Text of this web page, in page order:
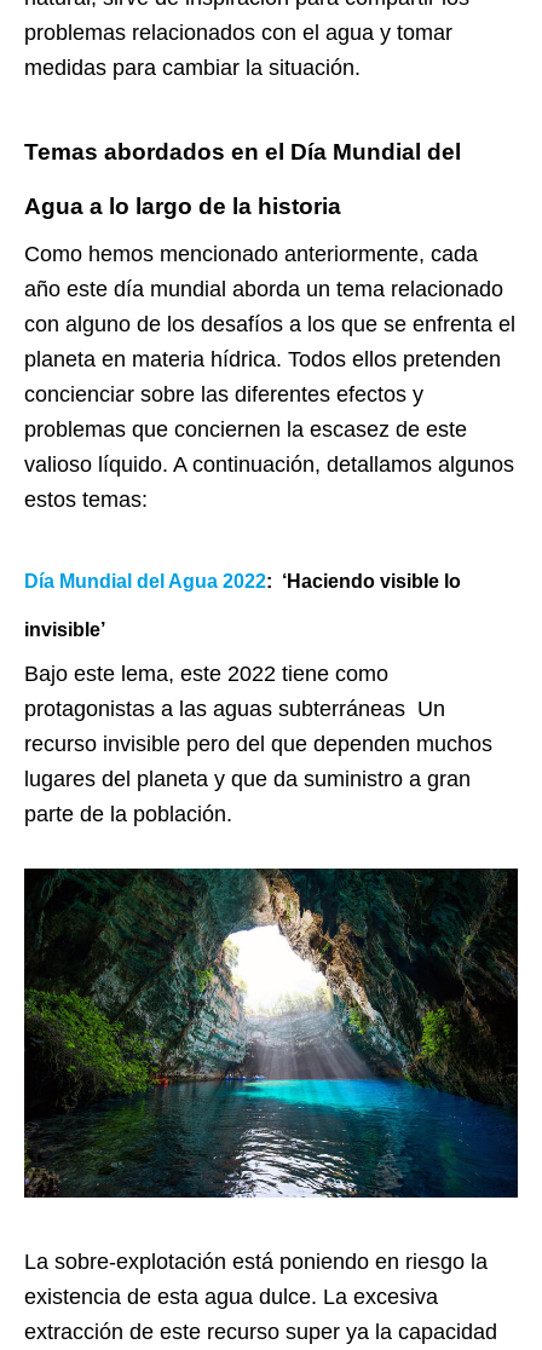
problemas relacionados con el agua y tomar
medidas para cambiar la situación.
Temas abordados en el Día Mundial del
Agua a lo largo de la historia
Como hemos mencionado anteriormente, cada
año este día mundial aborda un tema relacionado
con alguno de los desafíos a los que se enfrenta el
planeta en materia hídrica. Todos ellos pretenden
concienciar sobre las diferentes efectos y
problemas que conciernen la escasez de este
valioso líquido. A continuación, detallamos algunos
estos temas:
Día Mundial del Agua 2022: ‘Haciendo visible lo
invisible’
Bajo este lema, este 2022 tiene como
protagonistas a las aguas subterráneas Un
recurso invisible pero del que dependen muchos
lugares del planeta y que da suministro a gran
parte de la población.
La sobre-explotación está poniendo en riesgo la
existencia de esta agua dulce. La excesiva
extracción de este recurso super ya la capacidad